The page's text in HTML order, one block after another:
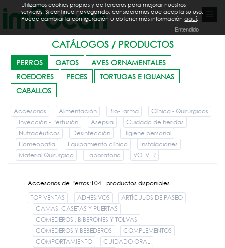
CATÁLOGOS / PRODUCTOS
PERROS GATOS
AVES ORNAMENTALES
ROEDORES
PECES
TORTUGAS E IGUANAS
CABALLOS
Accesorios Alimentación Bio-Farma
Clínico - Quirúrgicos
Inyección - Perfusión
Asepsia
Cuidado de heridas
Nutracéuticos
Desinfección
Higiene personal
Homeopatía
Equipamiento clínico
Instalaciones
Material Quirúrgico
Laboratorio VOLVER
Accesorios de Perros:1041 productos disponibles.
TOP VENTAS
ADHESIVOS
ARTÍCULOS DE PASEO
CAMAS, CASETAS Y PUERTAS
COMEDEROS , BIBERONES Y TOLVAS
COMEDEROS Y BEBEDEROS
COMPLEMENTOS
COMPORTAMIENTO
CUIDADO ORAL
Utilizamos cookies propias y de terceros para mejorar nuestros
servicios. Si continua navegando, consideramos que acepta su uso.
Puede cambiar la configuración u obtener más informaciónaquí.
Entendido